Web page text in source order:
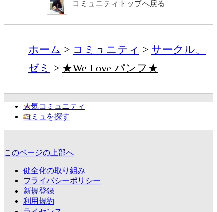
コミュニティトップへ戻る
ホーム コミュニティ
サークル、
ゼミ
★We Love パンフ★
人気コミュニティ
コミュを探す
このページの上部へ
健全化の取り組み
プライバシーポリシー
新規登録
利用規約